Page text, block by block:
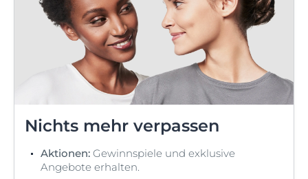
Nichts mehr verpassen
Aktionen: Gewinnspiele und exklusive
Angebote erhalten.